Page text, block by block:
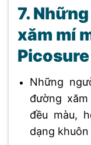
7.
xăm mí
Những
đường
đều màu,
dạng